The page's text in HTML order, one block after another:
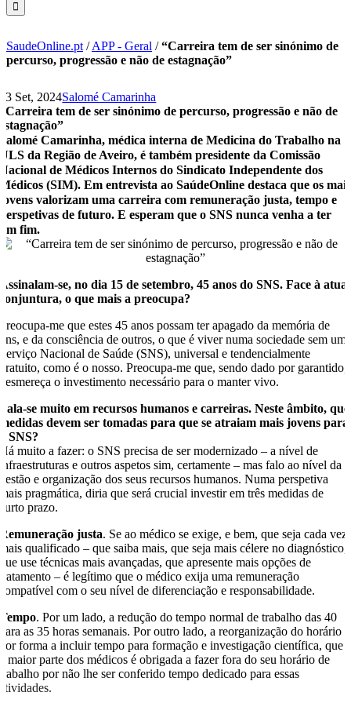
SaudeOnline.pt /APP - Geral /“Carreira tem de ser sinónimo de
percurso, progressão e não de estagnação”
13 Set, 2024Salomé Camarinha
“Carreira tem de ser sinónimo de percurso, progressão e não de
estagnação”
Salomé Camarinha, médica interna de Medicina do Trabalho na
ULS da Região de Aveiro, é também presidente da Comissão
Nacional de Médicos Internos do Sindicato Independente dos
Médicos (SIM). Em entrevista ao SaúdeOnline destaca que os mais
jovens valorizam uma carreira com remuneração justa, tempo e
perspetivas de futuro. E esperam que o SNS nunca venha a ter
um fim.
Assinalam-se, no dia 15 de setembro, 45 anos do SNS. Face à atual
conjuntura, o que mais a preocupa?
Preocupa-me que estes 45 anos possam ter apagado da memória de
uns, e da consciência de outros, o que é viver numa sociedade sem um
Serviço Nacional de Saúde (SNS), universal e tendencialmente
gratuito, como é o nosso. Preocupa-me que, sendo dado por garantido,
desmereça o investimento necessário para o manter vivo.
Fala-se muito em recursos humanos e carreiras. Neste âmbito, que
medidas devem ser tomadas para que se atraiam mais jovens para
o SNS?
Há muito a fazer: o SNS precisa de ser modernizado – a nível de
infraestruturas e outros aspetos sim, certamente – mas falo ao nível da
gestão e organização dos seus recursos humanos. Numa perspetiva
mais pragmática, diria que será crucial investir em três medidas de
curto prazo.
Remuneração justa. Se ao médico se exige, e bem, que seja cada vez
mais qualificado – que saiba mais, que seja mais célere no diagnóstico,
que use técnicas mais avançadas, que apresente mais opções de
tratamento – é legítimo que o médico exija uma remuneração
compatível com o seu nível de diferenciação e responsabilidade.
Tempo. Por um lado, a redução do tempo normal de trabalho das 40
para as 35 horas semanais. Por outro lado, a reorganização do horário
por forma a incluir tempo para formação e investigação científica, que
a maior parte dos médicos é obrigada a fazer fora do seu horário de
trabalho por não lhe ser conferido tempo dedicado para essas
atividades.